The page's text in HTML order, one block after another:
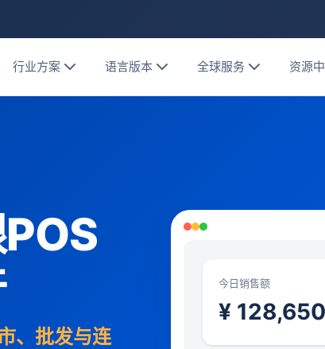
行业方案 语言版本 全球服务 资源
、批发与连
今日销售额
¥ 128,650